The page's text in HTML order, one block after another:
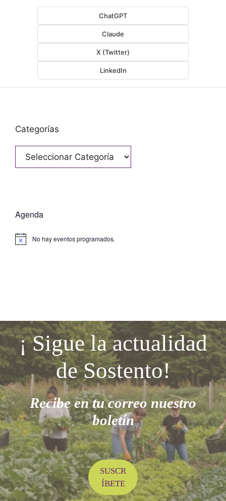
ChatGPT
Claude
X (Twitter)
LinkedIn
Categorías
Categorías
Agenda
No hay eventos programados.
¡ Sigue la actualidad
de Sostento!
Recibe en tu correo nuestro
boletín
SUSCR
ÍBETE
DÓNDE ESTAMOS
C. Rosa Luxemburgo, 5